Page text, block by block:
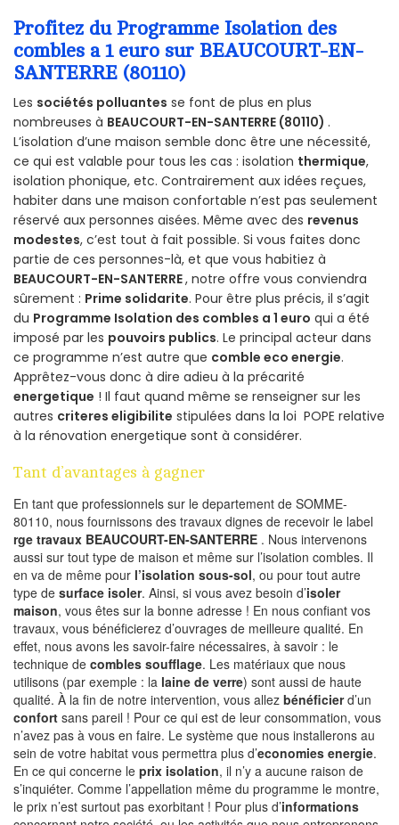
Profitez du Programme Isolation des
combles a 1 euro sur BEAUCOURT-EN-
SANTERRE (80110)
Les sociétés polluantes se font de plus en plus
nombreuses à BEAUCOURT-EN-SANTERRE (80110) .
L’isolation d’une maison semble donc être une nécessité,
ce qui est valable pour tous les cas : isolation thermique,
isolation phonique, etc. Contrairement aux idées reçues,
habiter dans une maison confortable n’est pas seulement
réservé aux personnes aisées. Même avec des revenus
modestes, c’est tout à fait possible. Si vous faites donc
partie de ces personnes-là, et que vous habitiez à
BEAUCOURT-EN-SANTERRE, notre offre vous conviendra
sûrement : Prime solidarite. Pour être plus précis, il s’agit
du Programme Isolation des combles a 1 euro qui a été
imposé par les pouvoirs publics. Le principal acteur dans
ce programme n’est autre que comble eco energie.
Apprêtez-vous donc à dire adieu à la précarité
energetique ! Il faut quand même se renseigner sur les
autres criteres eligibilite stipulées dans la loi POPE relative
à la rénovation energetique sont à considérer.
Tant d’avantages à gagner
En tant que professionnels sur le departement de SOMME-
80110, nous fournissons des travaux dignes de recevoir le label
rge travaux BEAUCOURT-EN-SANTERRE . Nous intervenons
aussi sur tout type de maison et même sur l’isolation combles. Il
en va de même pour l’isolation sous-sol, ou pour tout autre
type de surface isoler. Ainsi, si vous avez besoin d’isoler
maison, vous êtes sur la bonne adresse ! En nous confiant vos
travaux, vous bénéficierez d’ouvrages de meilleure qualité. En
effet, nous avons les savoir-faire nécessaires, à savoir : le
technique de combles soufflage. Les matériaux que nous
utilisons (par exemple : la laine de verre) sont aussi de haute
qualité. À la fin de notre intervention, vous allez bénéficierd’un
confort sans pareil ! Pour ce qui est de leur consommation, vous
n’avez pas à vous en faire. Le système que nous installerons au
sein de votre habitat vous permettra plus d’economies energie.
En ce qui concerne le prix isolation, il n’y a aucune raison de
s’inquiéter. Comme l’appellation même du programme le montre,
le prix n’est surtout pas exorbitant ! Pour plus d’informations